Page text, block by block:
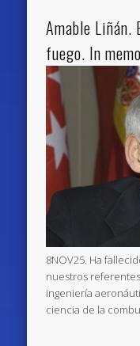
Amable Liñán.
fuego. In
8NOV25. Ha
nuestros
ingeniería
ciencia de la